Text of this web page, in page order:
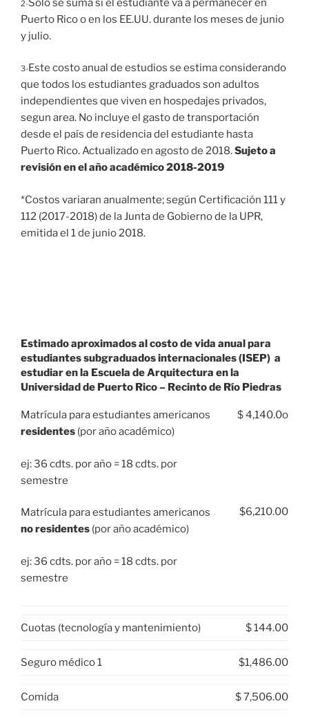
2-Solo se suma si el estudiante va a permanecer en
Puerto Rico o en los EE.UU. durante los meses de junio
y julio.
3-Este costo anual de estudios se estima considerando
que todos los estudiantes graduados son adultos
independientes que viven en hospedajes privados,
segun area. No incluye el gasto de transportación
desde el país de residencia del estudiante hasta
Puerto Rico. Actualizado en agosto de 2018.Sujeto a
revisión en el año académico 2018-2019
*Costos variaran anualmente; según Certificación 111 y
112 (2017-2018) de la Junta de Gobierno de la UPR,
emitida el 1 de junio 2018.
Estimado aproximados al costo de vida anual para
estudiantes subgraduados internacionales (ISEP) a
estudiar en la Escuela de Arquitectura en la
Universidad de Puerto Rico – Recinto de Río Piedras
Matrícula para estudiantes americanos
residentes (por año académico)
ej: 36 cdts. por año = 18 cdts. por
semestre
Matrícula para estudiantes americanos
no residentes (por año académico)
ej: 36 cdts. por año = 18 cdts. por
semestre
$ 4,140.0o
$6,210.00
Cuotas (tecnología y mantenimiento) $ 144.00
Seguro médico 1 $1,486.00
Comida $ 7,506.00